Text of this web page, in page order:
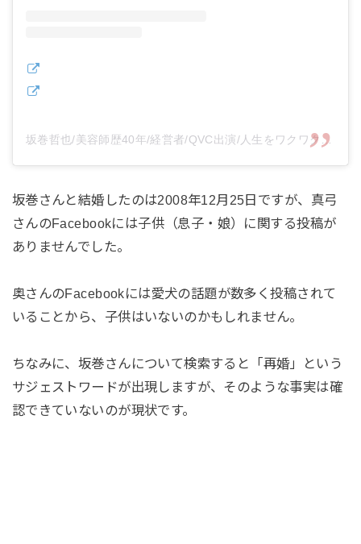
坂巻哲也/美容師歴40年/経営者/QVC出演/人生をワクワク生きるヒントになる動画投稿(@tetsuyasakamaki)がシェアした投稿
坂巻さんと結婚したのは2008年12月25日ですが、真弓
さんのFacebookには子供（息子・娘）に関する投稿が
ありませんでした。
奥さんのFacebookには愛犬の話題が数多く投稿されて
いることから、子供はいないのかもしれません。
ちなみに、坂巻さんについて検索すると「再婚」という
サジェストワードが出現しますが、そのような事実は確
認できていないのが現状です。